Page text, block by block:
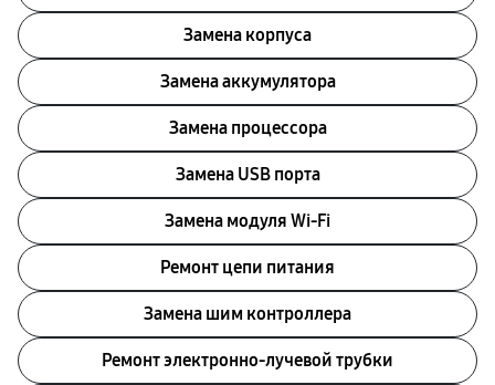
Замена корпуса
Замена аккумулятора
Замена процессора
Замена USB порта
Замена модуля Wi-Fi
Ремонт цепи питания
Замена шим контроллера
Ремонт электронно-лучевой трубки